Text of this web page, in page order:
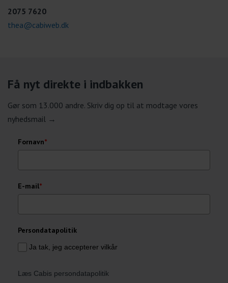
2075 7620
thea@cabiweb.dk
Få nyt direkte i indbakken
Gør som 13.000 andre. Skriv dig op til at modtage vores
nyhedsmail →
Fornavn*
E-mail*
Persondatapolitik
Ja tak, jeg accepterer vilkår
Læs Cabis persondatapolitik